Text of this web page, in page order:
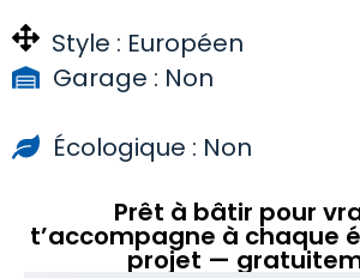
Style : Européen
Garage : Non
Écologique : Non
Prêt à bâtir pour
t’accompagne à chaque
projet —